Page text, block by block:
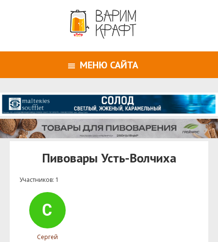
МЕНЮ САЙТА
Пивовары Усть-Волчиха
Участников: 1
Сергей